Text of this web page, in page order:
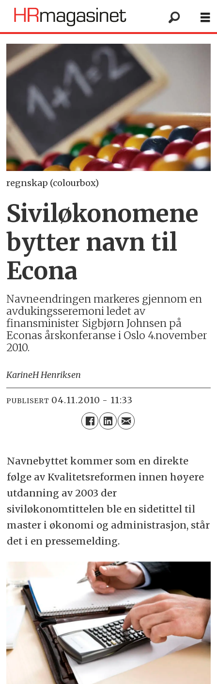
regnskap (colourbox)
Siviløkonomene
bytter navn til
Econa
Navneendringen markeres gjennom en
avdukingsseremoni ledet av
finansminister Sigbjørn Johnsen på
Econas årskonferanse i Oslo 4.november
2010.
KarineH Henriksen
PUBLISERT 04.11.2010 - 11:33
Navnebyttet kommer som en direkte
følge av Kvalitetsreformen innen høyere
utdanning av 2003 der
siviløkonomtittelen ble en sidetittel til
master i økonomi og administrasjon, står
det i en pressemelding.